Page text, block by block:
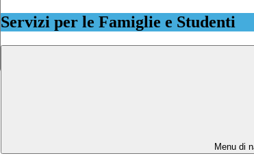
Servizi per le Famiglie e Studenti
Menu di